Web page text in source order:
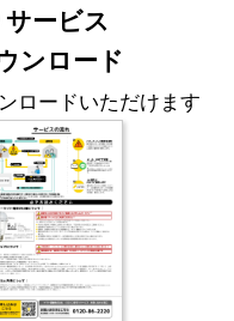
ービス
ンロード
ロードいただけます